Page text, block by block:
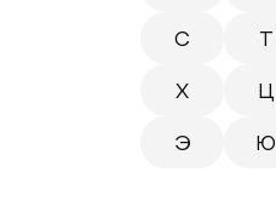
С Т
Х Ц
Э Ю